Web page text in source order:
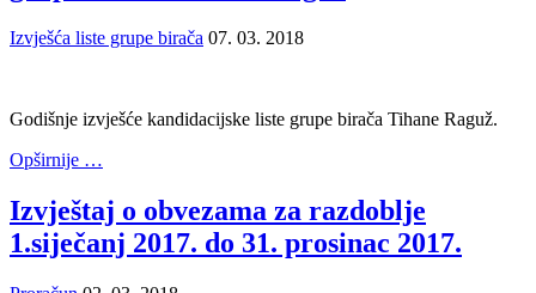
Izvješća liste grupe birača 07. 03. 2018
Godišnje izvješće kandidacijske liste grupe birača Tihane Raguž.
Opširnije …
Izvještaj o obvezama za razdoblje
1.siječanj 2017. do 31. prosinac 2017.